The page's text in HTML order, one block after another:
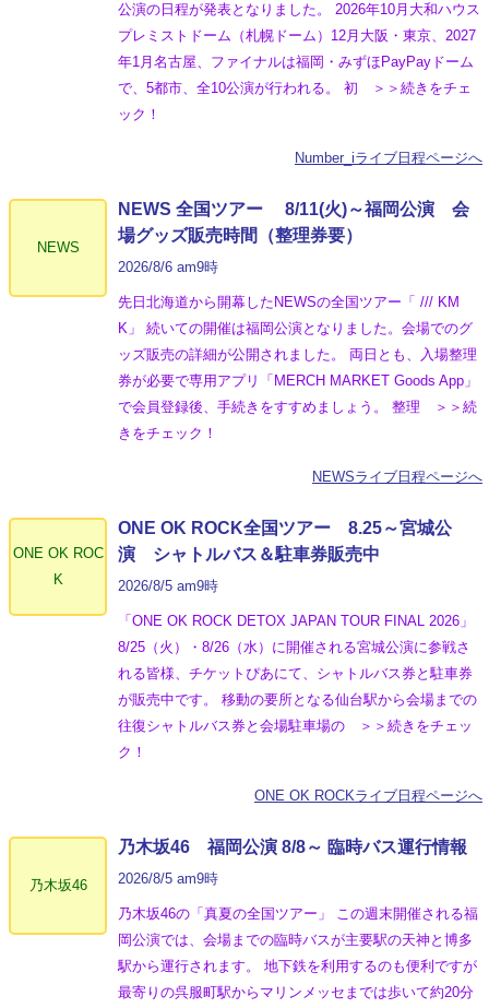
公演の日程が発表となりました。 2026年10月大和ハウス
プレミストドーム（札幌ドーム）12月大阪・東京、2027
年1月名古屋、ファイナルは福岡・みずほPayPayドーム
で、5都市、全10公演が行われる。 初 ＞＞続きをチェ
ック！
Number_iライブ日程ページへ
NEWS
NEWS 全国ツアー 8/11(火)～福岡公演 会
場グッズ販売時間（整理券要）
2026/8/6 am9時
先日北海道から開幕したNEWSの全国ツアー「 /// KM
K」 続いての開催は福岡公演となりました。会場でのグ
ッズ販売の詳細が公開されました。 両日とも、入場整理
券が必要で専用アプリ「MERCH MARKET Goods App」
で会員登録後、手続きをすすめましょう。 整理 ＞＞続
きをチェック！
NEWSライブ日程ページへ
ONE OK ROC
K
ONE OK ROCK全国ツアー 8.25～宮城公
演 シャトルバス＆駐車券販売中
2026/8/5 am9時
「ONE OK ROCK DETOX JAPAN TOUR FINAL 2026」
8/25（火）・8/26（水）に開催される宮城公演に参戦さ
れる皆様、チケットぴあにて、シャトルバス券と駐車券
が販売中です。 移動の要所となる仙台駅から会場までの
往復シャトルバス券と会場駐車場の ＞＞続きをチェッ
ク！
ONE OK ROCKライブ日程ページへ
乃木坂46
乃木坂46 福岡公演 8/8～ 臨時バス運行情報
2026/8/5 am9時
乃木坂46の「真夏の全国ツアー」 この週末開催される福
岡公演では、会場までの臨時バスが主要駅の天神と博多
駅から運行されます。 地下鉄を利用するのも便利ですが
最寄りの呉服町駅からマリンメッセまでは歩いて約20分